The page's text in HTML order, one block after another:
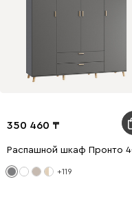
350 460
Распашной шкаф Пронто
+119